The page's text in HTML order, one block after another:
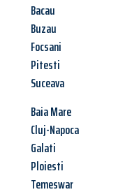
Bacau
Buzau
Focsani
Pitesti
Suceava
Baia Mare
Cluj-Napoca
Galati
Ploiesti
Temeswar